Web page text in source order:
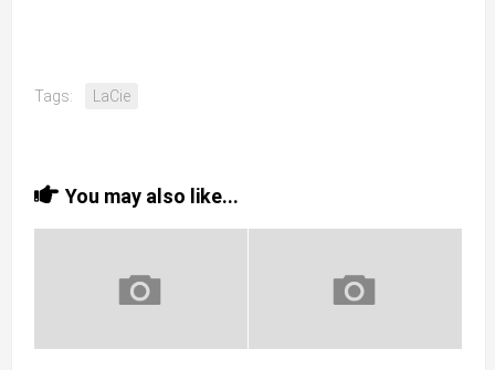
Tags: LaCie
You may also like...